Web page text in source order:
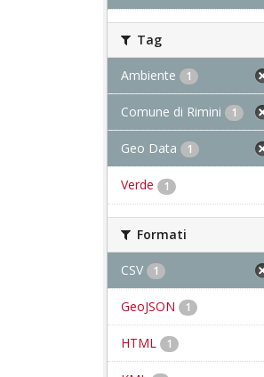
Tag
Ambiente 1
Comune di Rimini 1
Geo Data 1
Verde 1
Formati
CSV 1
GeoJSON 1
HTML 1